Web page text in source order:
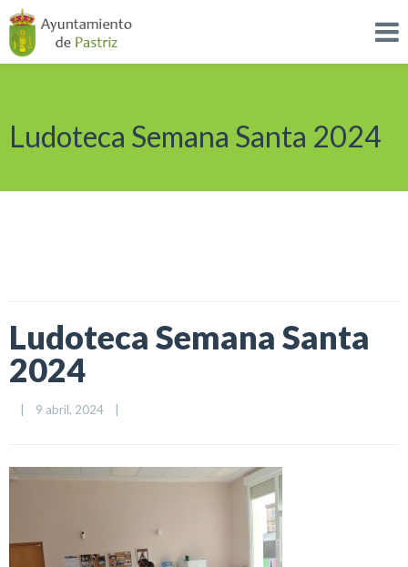
Ludoteca Semana Santa 2024
Ludoteca Semana Santa
2024
9 abril, 2024